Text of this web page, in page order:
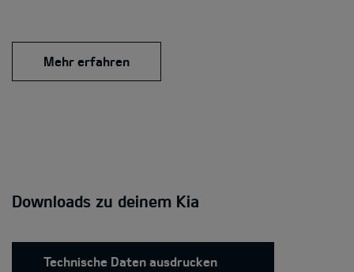
Mehr erfahren
Downloads zu deinem Kia
Technische Daten ausdrucken